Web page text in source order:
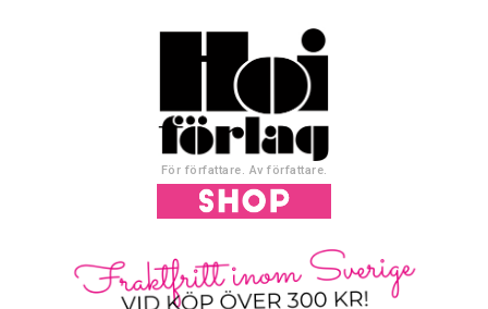
För författare. Av författare.